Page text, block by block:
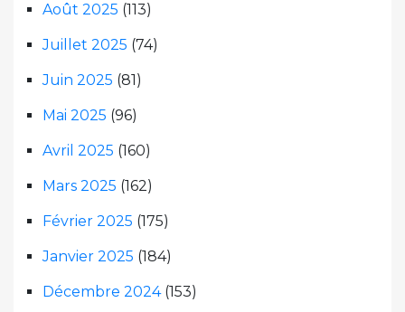
Août 2025 (113)
Juillet 2025 (74)
Juin 2025 (81)
Mai 2025 (96)
Avril 2025 (160)
Mars 2025 (162)
Février 2025 (175)
Janvier 2025 (184)
Décembre 2024(153)